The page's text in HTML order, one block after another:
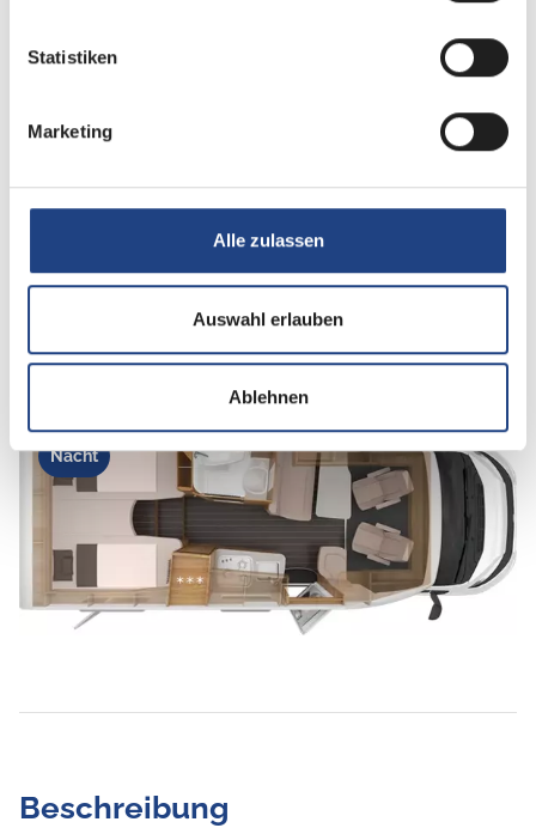
Statistiken
Marketing
Alle zulassen
Auswahl erlauben
Ablehnen
Nacht
Beschreibung